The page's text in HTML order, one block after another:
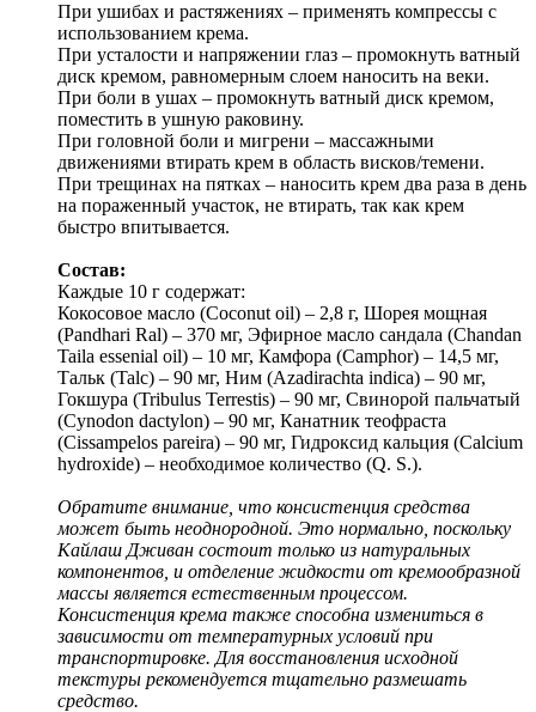
При ушибах и растяжениях – применять компрессы с
использованием крема.
При усталости и напряжении глаз – промокнуть ватный
диск кремом, равномерным слоем наносить на веки.
При боли в ушах – промокнуть ватный диск кремом,
поместить в ушную раковину.
При головной боли и мигрени – массажными
движениями втирать крем в область висков/темени.
При трещинах на пятках – наносить крем два раза в день
на пораженный участок, не втирать, так как крем
быстро впитывается.
Состав:
Каждые 10 г содержат:
Кокосовое масло (Coconut oil) – 2,8 г, Шорея мощная
(Pandhari Ral) – 370 мг, Эфирное масло сандала (Chandan
Taila essenial oil) – 10 мг, Камфора (Camphor) – 14,5 мг,
Тальк (Talc) – 90 мг, Ним (Azadirachta indica) – 90 мг,
Гокшура (Tribulus Terrestis) – 90 мг, Свинорой пальчатый
(Cynodon dactylon) – 90 мг, Канатник теофраста
(Cissampelos pareira) – 90 мг, Гидроксид кальция (Calcium
hydroxide) – необходимое количество (Q. S.).
Обратите внимание, что консистенция средства
может быть неоднородной. Это нормально, поскольку
Кайлаш Дживан состоит только из натуральных
компонентов, и отделение жидкости от кремообразной
массы является естественным процессом.
Консистенция крема также способна измениться в
зависимости от температурных условий при
транспортировке. Для восстановления исходной
текстуры рекомендуется тщательно размешать
средство.